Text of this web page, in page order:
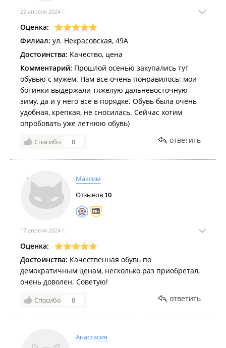
22 апреля 2024 г.
Оценка:
Филиал: ул. Некрасовская, 49А
Достоинства: Качество, цена
Комментарий: Прошлой осенью закупались тут
обувью с мужем. Нам все очень понравилось: мои
ботинки выдержали тяжелую дальневосточную
зиму, да и у него все в порядке. Обувь была очень
удобная, крепкая, не сносилась. Сейчас хотим
опробовать уже летнюю обувь)
Спасибо 0 ответить
Максим
Отзывов 10
17 апреля 2024 г.
Оценка:
Достоинства: Качественная обувь по
демократичным ценам, несколько раз приобретал,
очень доволен. Советую!
Спасибо 0 ответить
Анастасия